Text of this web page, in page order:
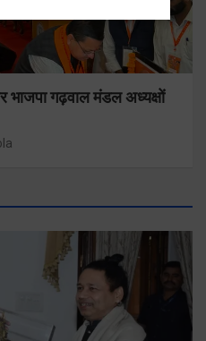
भाजपा गढ़वाल मंडल अध्यक्षों